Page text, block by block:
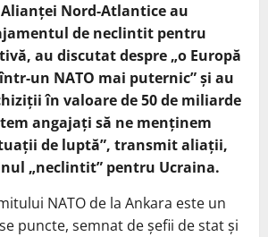
Nord-Atlantice au
de neclintit pentru
au discutat despre „o Europă
un NATO mai puternic” şi au
în valoare de 50 de miliarde
angajaţi să ne menţinem
de luptă”, transmit aliaţii,
„neclintit” pentru Ucraina.
NATO de la Ankara este un
puncte, semnat de şefii de stat şi